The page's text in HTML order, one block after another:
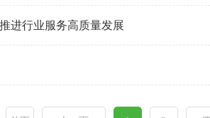
进行业服务高质量发展